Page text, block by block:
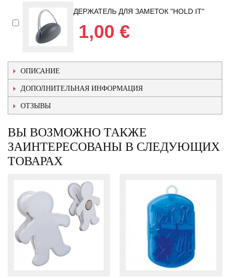
ДЕРЖАТЕЛЬ ДЛЯ ЗАМЕТОК "HOLD IT"
1,00 €
ОПИСАНИЕ
ДОПОЛНИТЕЛЬНАЯ ИНФОРМАЦИЯ
ОТЗЫВЫ
ВЫ ВОЗМОЖНО ТАКЖЕ
ЗАИНТЕРЕСОВАНЫ В СЛЕДУЮЩИХ
ТОВАРАХ